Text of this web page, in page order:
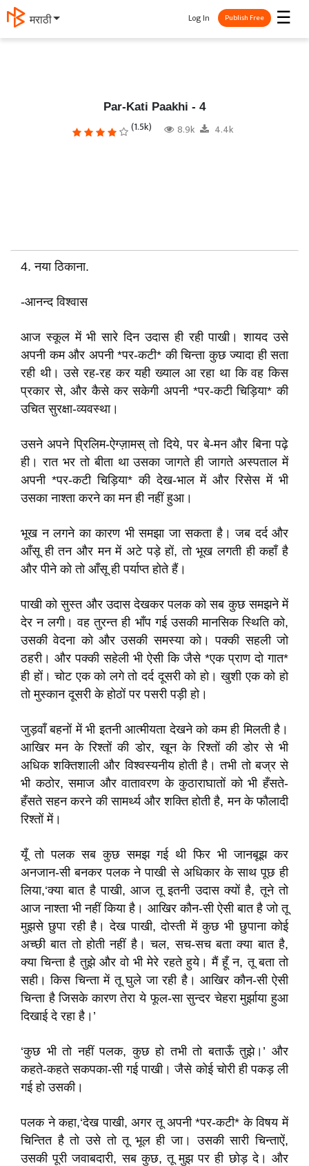
தமிழ் ☰
Log In Publish Free
Par-Kati Paakhi - 4
(1.5k) 8.9k 4.4k
4. नया ठिकाना.
-आनन्द विश्वास
आज स्कूल में भी सारे दिन उदास ही रही पाखी। शायद उसे
अपनी कम और अपनी *पर-कटी* की चिन्ता कुछ ज्यादा ही सता
रही थी। उसे रह-रह कर यही ख्याल आ रहा था कि वह किस
प्रकार से, और कैसे कर सकेगी अपनी *पर-कटी चिड़िया* की
उचित सुरक्षा-व्यवस्था।
उसने अपने प्रिलिम-ऐग्ज़ामस् तो दिये, पर बे-मन और बिना पढ़े
ही। रात भर तो बीता था उसका जागते ही जागते अस्पताल में
अपनी *पर-कटी चिड़िया* की देख-भाल में और रिसेस में भी
उसका नाश्ता करने का मन ही नहीं हुआ।
भूख न लगने का कारण भी समझा जा सकता है। जब दर्द और
आँसू ही तन और मन में अटे पड़े हों, तो भूख लगती ही कहाँ है
और पीने को तो आँसू ही पर्याप्त होते हैं।
पाखी को सुस्त और उदास देखकर पलक को सब कुछ समझने में
देर न लगी। वह तुरन्त ही भाँप गई उसकी मानसिक स्थिति को,
उसकी वेदना को और उसकी समस्या को। पक्की सहली जो
ठहरी। और पक्की सहेली भी ऐसी कि जैसे *एक प्राण दो गात*
ही हों। चोट एक को लगे तो दर्द दूसरी को हो। खुशी एक को हो
तो मुस्कान दूसरी के होठों पर पसरी पड़ी हो।
जुड़वाँ बहनों में भी इतनी आत्मीयता देखने को कम ही मिलती है।
आखिर मन के रिश्तों की डोर, खून के रिश्तों की डोर से भी
अधिक शक्तिशाली और विश्वस्यनीय होती है। तभी तो बज्र से
भी कठोर, समाज और वातावरण के कुठाराघातों को भी हँसते-
हँसते सहन करने की सामर्थ्य और शक्ति होती है, मन के फौलादी
रिश्तों में।
यूँ तो पलक सब कुछ समझ गई थी फिर भी जानबूझ कर
अनजान-सी बनकर पलक ने पाखी से अधिकार के साथ पूछ ही
लिया,‘क्या बात है पाखी, आज तू इतनी उदास क्यों है, तूने तो
आज नाश्ता भी नहीं किया है। आखिर कौन-सी ऐसी बात है जो तू
मुझसे छुपा रही है। देख पाखी, दोस्ती में कुछ भी छुपाना कोई
अच्छी बात तो होती नहीं है। चल, सच-सच बता क्या बात है,
क्या चिन्ता है तुझे और वो भी मेरे रहते हुये। मैं हूँ न, तू बता तो
सही। किस चिन्ता में तू घुले जा रही है। आखिर कौन-सी ऐसी
चिन्ता है जिसके कारण तेरा ये फूल-सा सुन्दर चेहरा मुर्झाया हुआ
दिखाई दे रहा है।’
‘कुछ भी तो नहीं पलक, कुछ हो तभी तो बताऊँ तुझे।’ और
कहते-कहते सकपका-सी गई पाखी। जैसे कोई चोरी ही पकड़ ली
गई हो उसकी।
पलक ने कहा,‘देख पाखी, अगर तू अपनी *पर-कटी* के विषय में
चिन्तित है तो उसे तो तू भूल ही जा। उसकी सारी चिन्ताऐं,
उसकी पूरी जवाबदारी, सब कुछ, तू मुझ पर ही छोड़ दे। और